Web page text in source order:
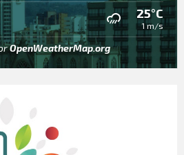
25°C
1 m/s
OpenWeatherMap.org